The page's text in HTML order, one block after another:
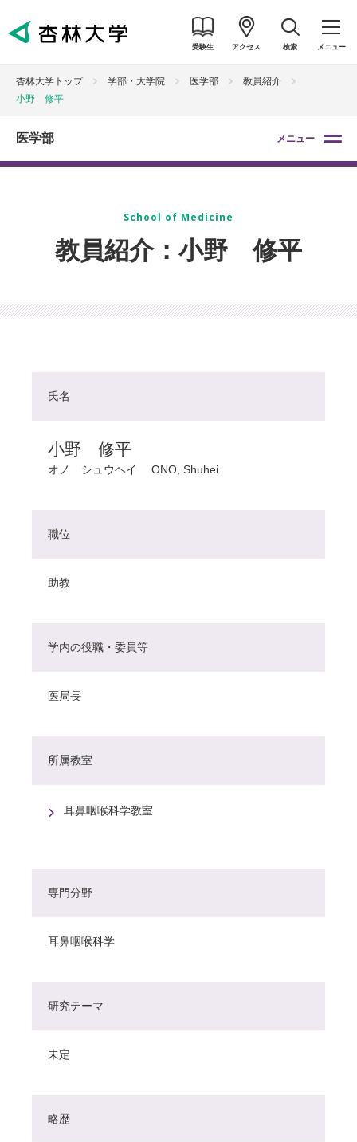
受験生 アクセス 検索 メニュー
杏林大学トップ 学部・大学院 医学部
教員紹介
小野 修平
医学部 メニュー
School of Medicine
教員紹介：小野 修平
氏名
小野 修平
オノ シュウヘイ ONO, Shuhei
職位
助教
学内の役職・委員等
医局長
所属教室
耳鼻咽喉科学教室
専門分野
耳鼻咽喉科学
研究テーマ
未定
略歴